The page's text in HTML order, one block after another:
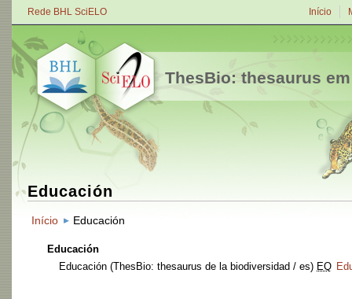
Rede BHL SciELO Início
ThesBio: thesaurus
Educación
Início Educación
Educación
Educación (ThesBio: thesaurus de la biodiversidad / es) EQ